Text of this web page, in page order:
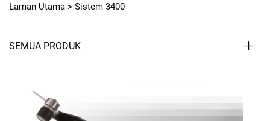
Laman Utama > Sistem 3400
SEMUA PRODUK